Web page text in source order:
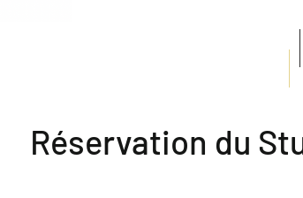
Réservation du